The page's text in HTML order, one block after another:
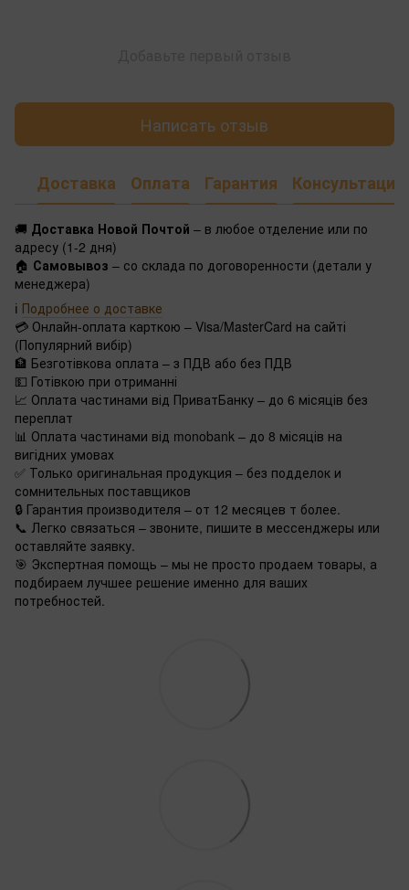
Написать отзыв
Доставка Оплата Гарантия Консультация
🚚 Доставка Новой Почтой – в любое отделение или по
адресу (1-2 дня)
🏠 Самовывоз – со склада по договоренности (детали у
менеджера)
ℹ️ Подробнее о доставке
💳 Онлайн-оплата карткою – Visa/MasterCard на сайті
(Популярний вибір)
🏦 Безготівкова оплата – з ПДВ або без ПДВ
💵 Готівкою при отриманні
📈 Оплата частинами від ПриватБанку – до 6 місяців без
переплат
📊 Оплата частинами від monobank – до 8 місяців на
вигідних умовах
✅ Только оригинальная продукция – без подделок и
сомнительных поставщиков
🔒 Гарантия производителя – от 12 месяцев т более.
📞 Легко связаться – звоните, пишите в мессенджеры или
оставляйте заявку.
🎯 Экспертная помощь – мы не просто продаем товары, а
подбираем лучшее решение именно для ваших
потребностей.